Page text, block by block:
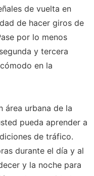
de vuelta en
de hacer giros de
por lo menos
y tercera
en la
área urbana de la
pueda aprender a
de tráfico.
durante el día y al
y la noche para